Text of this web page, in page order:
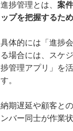
進捗管理とは、 案
ップを把握するた
具体的には「進捗
る場合には、スケ
捗管理アプリ」を
す。
納期遅延や顧客と
ンバー同士が作業